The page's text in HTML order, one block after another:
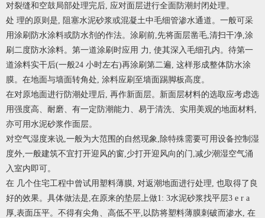
对裂缝和空鼓局部处理完后, 应对面层进行全面防潮封闭处理。
处 理的原则是, 阻塞水泥砂浆或混凝土中毛细管渗水通道。一般可采
用涂刷防水涂料或防水剂的作法。涂刷前,先将面层凿毛,清扫干净,涂
刷二度防水涂料。第一道涂刷时应用 力, 使其深入毛细孔内。待第一
道涂料实干后(一般24 小时左右)再涂刷第二遍, 这样形成整体防水涂
膜。在地面与墙面转角处, 涂料应刷至墙面踢脚板高度。
在对原地面进行防潮处理后, 再作新面层。新面层材料的选取应考虑选
用强度高、耐磨、有一定防潮能力、易于清洗、实用美观的地面材料,
亦可用水泥砂浆作面层。
对空气湿度来说,一般为大范围的自然现象,除特殊需要可用设备控制湿
度外,一般建筑不宜打开迎风的窗,少打开迎风向的门,减少潮湿空气涌
入室内即可。
在 几个住宅工程中曾试用塑料薄膜, 对返潮地面进行处理, 也取得了良
好的效果。具体做法是,在原来的垫层上做1: 3水泥砂浆找平层3 e r a
厚,表面压平。不得有尖角、高低不平,以防将塑料薄膜刺破而渗水, 在